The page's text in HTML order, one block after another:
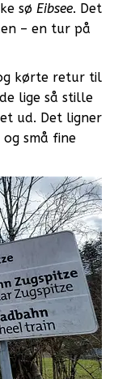
sø Eibsee. Det
– en tur på
kørte retur til
lige så stille
ud. Det ligner
små fine